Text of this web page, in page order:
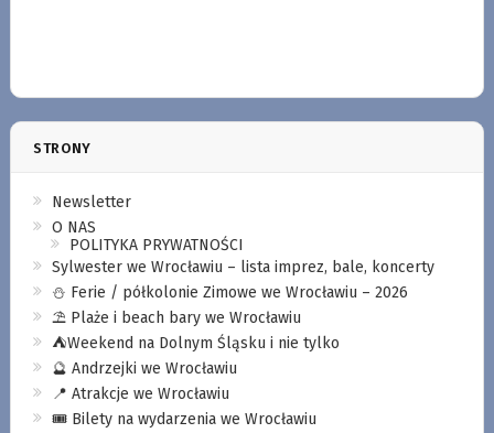
STRONY
Newsletter
O NAS
POLITYKA PRYWATNOŚCI
Sylwester we Wrocławiu – lista imprez, bale, koncerty
⛄️ Ferie / półkolonie Zimowe we Wrocławiu – 2026
⛱️ Plaże i beach bary we Wrocławiu
⛺️Weekend na Dolnym Śląsku i nie tylko
🔮 Andrzejki we Wrocławiu
📍 Atrakcje we Wrocławiu
🎟️ Bilety na wydarzenia we Wrocławiu